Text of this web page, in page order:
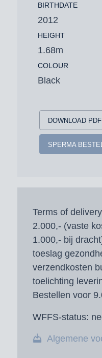
BIRTHDATE
2012
HEIGHT
1.68m
COLOUR
Black
DOWNLOAD PDF
SPERMA
Terms of
2.000,- (vaste
1.000,- bij
toeslag
verzendkosten
toelichting
Bestellen voor
WFFS-status:
Algemene